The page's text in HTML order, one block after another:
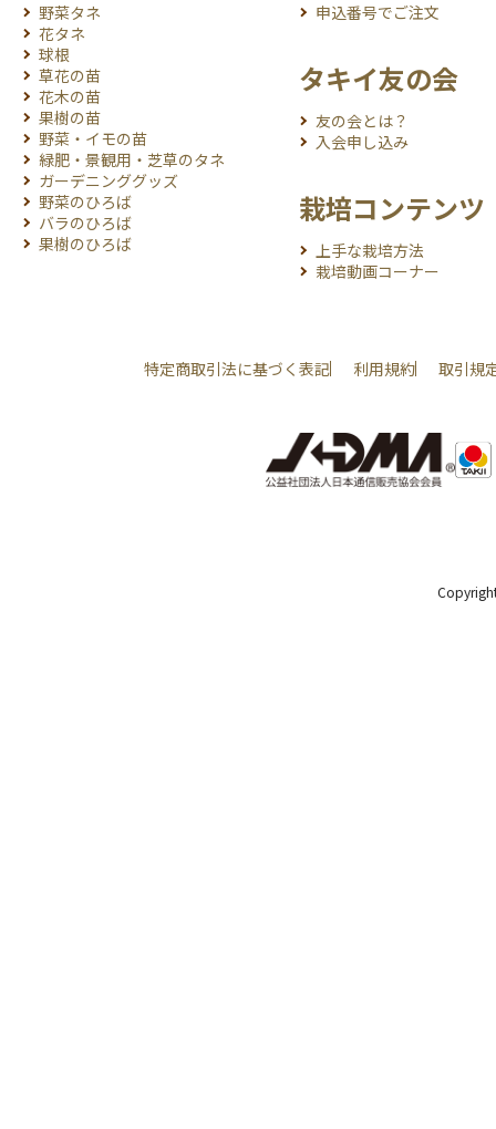
野菜タネ
花タネ
球根
草花の苗
花木の苗
果樹の苗
野菜・イモの苗
緑肥・景観用・芝草のタネ
ガーデニンググッズ
野菜のひろば
バラのひろば
果樹のひろば
申込番号でご注文
タキイ友の会
友の会とは？
入会申し込み
栽培コンテンツ
上手な栽培方法
栽培動画コーナー
特定商取引法に基づく表記 利用規約 取引規